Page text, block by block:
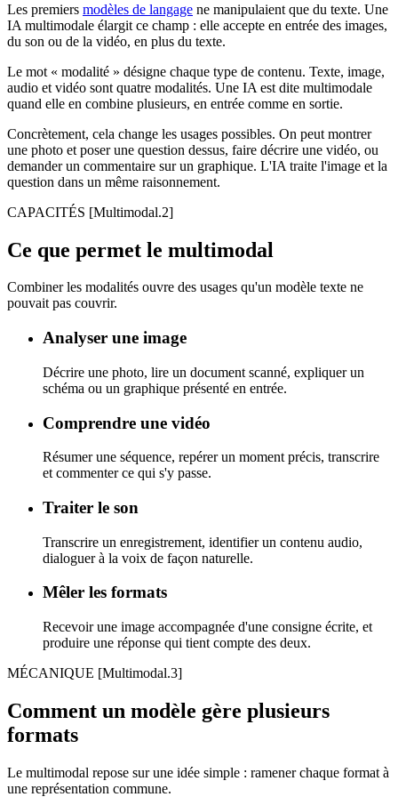
Les premiers modèles de langage ne manipulaient que du texte. Une
IA multimodale élargit ce champ : elle accepte en entrée des images,
du son ou de la vidéo, en plus du texte.
Le mot « modalité » désigne chaque type de contenu. Texte, image,
audio et vidéo sont quatre modalités. Une IA est dite multimodale
quand elle en combine plusieurs, en entrée comme en sortie.
Concrètement, cela change les usages possibles. On peut montrer
une photo et poser une question dessus, faire décrire une vidéo, ou
demander un commentaire sur un graphique. L'IA traite l'image et la
question dans un même raisonnement.
CAPACITÉS [Multimodal.2]
Ce que permet le multimodal
Combiner les modalités ouvre des usages qu'un modèle texte ne
pouvait pas couvrir.
Analyser une image
Décrire une photo, lire un document scanné, expliquer un
schéma ou un graphique présenté en entrée.
Comprendre une vidéo
Résumer une séquence, repérer un moment précis, transcrire
et commenter ce qui s'y passe.
Traiter le son
Transcrire un enregistrement, identifier un contenu audio,
dialoguer à la voix de façon naturelle.
Mêler les formats
Recevoir une image accompagnée d'une consigne écrite, et
produire une réponse qui tient compte des deux.
MÉCANIQUE [Multimodal.3]
Comment un modèle gère plusieurs
formats
Le multimodal repose sur une idée simple : ramener chaque format à
une représentation commune.